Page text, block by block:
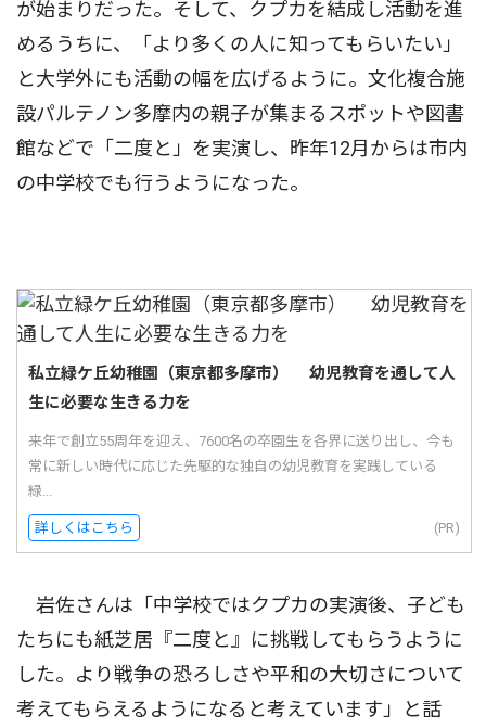
が始まりだった。そして、クプカを結成し活動を進
めるうちに、「より多くの人に知ってもらいたい」
と大学外にも活動の幅を広げるように。文化複合施
設パルテノン多摩内の親子が集まるスポットや図書
館などで「二度と」を実演し、昨年12月からは市内
の中学校でも行うようになった。
私立緑ケ丘幼稚園（東京都多摩市） 幼児教育を通して人
生に必要な生きる力を
来年で創立55周年を迎え、7600名の卒園生を各界に送り出し、今も
常に新しい時代に応じた先駆的な独自の幼児教育を実践している
緑...
詳しくはこちら (PR)
岩佐さんは「中学校ではクプカの実演後、子ども
たちにも紙芝居『二度と』に挑戦してもらうように
した。より戦争の恐ろしさや平和の大切さについて
考えてもらえるようになると考えています」と話